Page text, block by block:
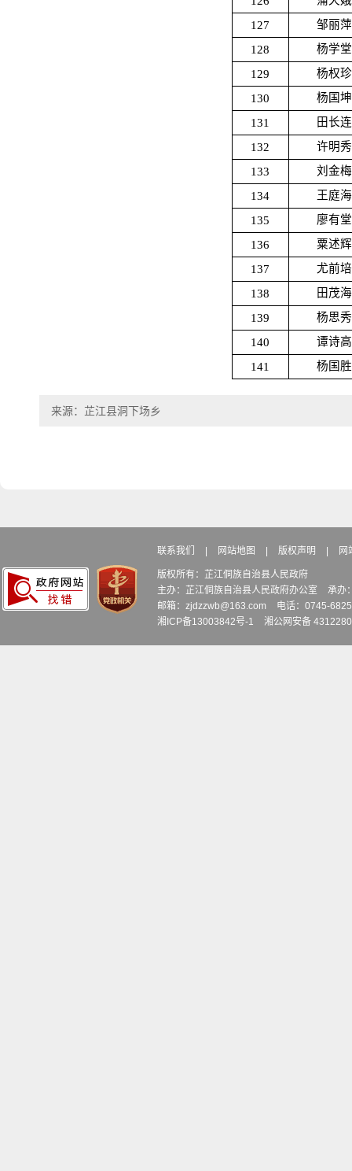
127 邹丽萍
128 杨学堂
129 杨权珍
130 杨国坤
131 田长连
132 许明秀
133 刘金梅
134 王庭海
135 廖有堂
136 粟述辉
137 尤前培
138 田茂海
139 杨思秀
140 谭诗高
141 杨国胜
来源：芷江县洞下场乡
联系我们 网站地图 版权声明 网
版权所有：芷江侗族自治县人民政府
主办：芷江侗族自治县人民政府办公室
承办
邮箱：zjdzzwb@163.com
电话：0745-
湘ICP备13003842号-1
湘公网安备